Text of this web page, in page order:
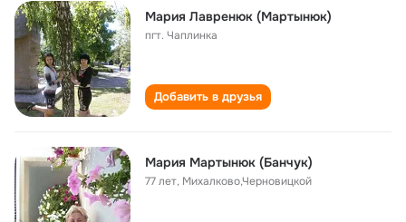
Мария Лавренюк (Мартынюк)
пгт. Чаплинка
Добавить в друзья
Мария Мартынюк (Банчук)
77 лет, Михалково,Черновицкой